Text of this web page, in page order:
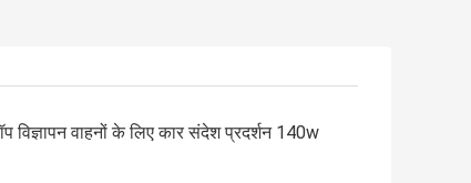
वाहनों के लिए कार संदेश प्रदर्शन 140w